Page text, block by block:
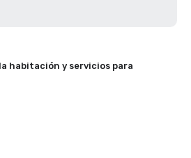
habitación y servicios para